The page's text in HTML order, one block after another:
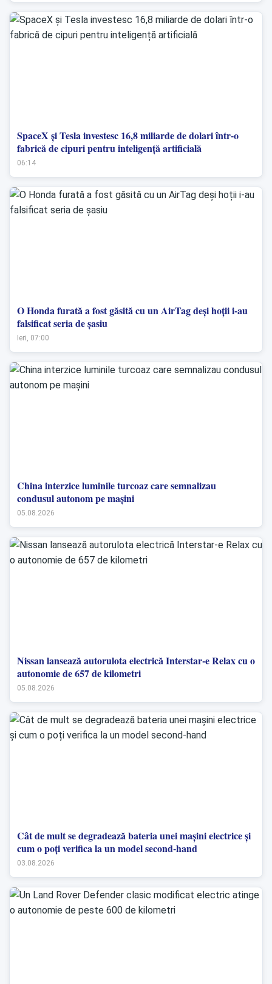
SpaceX și Tesla investesc 16,8 miliarde de dolari într-o
fabrică de cipuri pentru inteligență artificială
06:14
O Honda furată a fost găsită cu un AirTag deși hoții i-au
falsificat seria de șasiu
Ieri, 07:00
China interzice luminile turcoaz care semnalizau
condusul autonom pe mașini
05.08.2026
Nissan lansează autorulota electrică Interstar-e Relax cu o
autonomie de 657 de kilometri
05.08.2026
Cât de mult se degradează bateria unei mașini electrice și
cum o poți verifica la un model second-hand
03.08.2026